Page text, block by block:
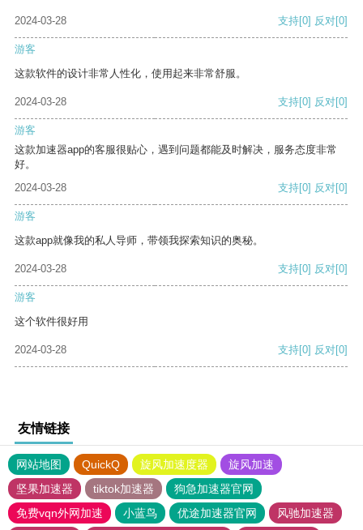
2024-03-28 支持[0] 反对[0]
游客
这款软件的设计非常人性化，使用起来非常舒服。
2024-03-28 支持[0] 反对[0]
游客
这款加速器app的客服很贴心，遇到问题都能及时解决，服务态度非常
好。
2024-03-28
支持[0] 反对[0]
游客
这款app就像我的私人导师，带领我探索知识的奥秘。
2024-03-28 支持[0] 反对[0]
游客
这个软件很好用
2024-03-28 支持[0] 反对[0]
友情链接
网站地图 QuickQ 旋风加速度器
旋风加速
坚果加速器
tiktok加速器
狗急加速器官网
免费vqn外网加速
小蓝鸟 优途加速器官网
风驰加速器